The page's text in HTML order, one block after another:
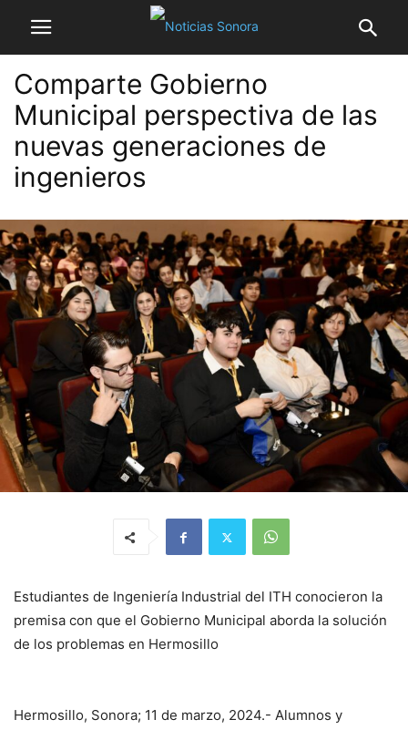
Comparte Gobierno
Municipal perspectiva de las
nuevas generaciones de
ingenieros
Estudiantes de Ingeniería Industrial del ITH conocieron la
premisa con que el Gobierno Municipal aborda la solución
de los problemas en Hermosillo
Hermosillo, Sonora; 11 de marzo, 2024.- Alumnos y